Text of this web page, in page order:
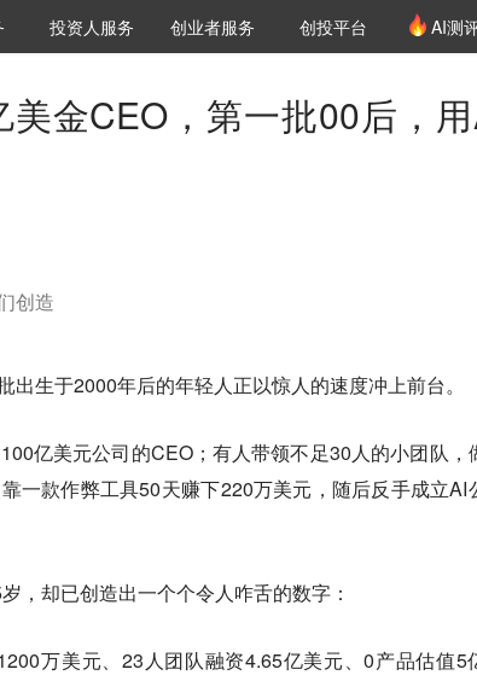
VClub投资机构库
投资机构职位推介
投资人服务 创投氪堂
创业者服务 创投平台 AI测
金CEO，第一批00后，
创造
生于2000年后的年轻人正以惊人的速度冲上前台。
亿美元公司的CEO；有人带领不足30人的小团队，
一款作弊工具50天赚下220万美元，随后反手成立AI
，却已创造出一个个令人咋舌的数字：
万美元、23人团队融资4.65亿美元、0产品估值5